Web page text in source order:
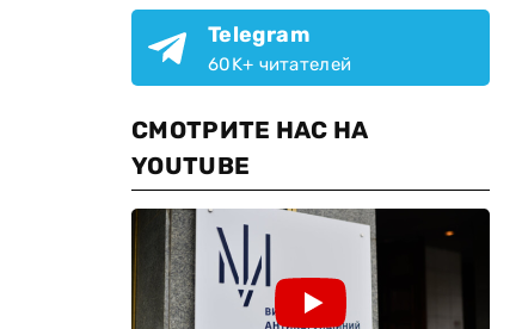
Telegram
60K+ читателей
СМОТРИТЕ НАС НА
YOUTUBE